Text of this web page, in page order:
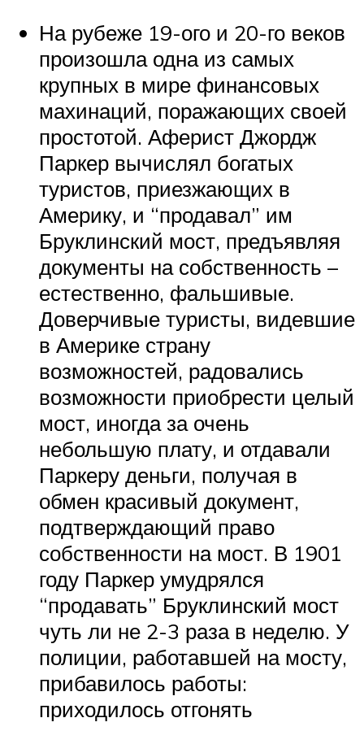
На рубеже 19-ого и 20-го веков
произошла одна из самых
крупных в мире финансовых
махинаций, поражающих своей
простотой. Аферист Джордж
Паркер вычислял богатых
туристов, приезжающих в
Америку, и “продавал” им
Бруклинский мост, предъявляя
документы на собственность –
естественно, фальшивые.
Доверчивые туристы, видевшие
в Америке страну
возможностей, радовались
возможности приобрести целый
мост, иногда за очень
небольшую плату, и отдавали
Паркеру деньги, получая в
обмен красивый документ,
подтверждающий право
собственности на мост. В 1901
году Паркер умудрялся
“продавать” Бруклинский мост
чуть ли не 2-3 раза в неделю. У
полиции, работавшей на мосту,
прибавилось работы:
приходилось отгонять